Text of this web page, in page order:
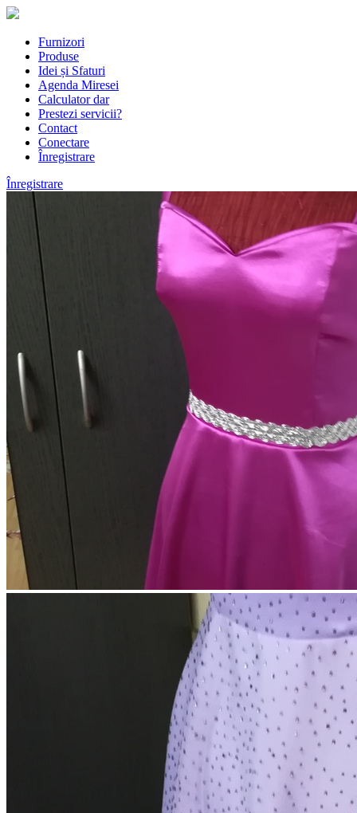
Furnizori
Produse
Idei și Sfaturi
Agenda Miresei
Calculator dar
Prestezi servicii?
Contact
Conectare
Înregistrare
Înregistrare